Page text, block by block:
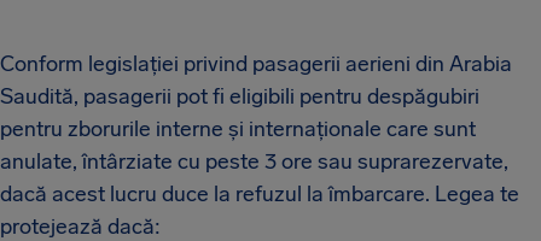
Conform legislației privind pasagerii aerieni din Arabia
Saudită, pasagerii pot fi eligibili pentru despăgubiri
pentru zborurile interne și internaționale care sunt
anulate, întârziate cu peste 3 ore sau suprarezervate,
dacă acest lucru duce la refuzul la îmbarcare. Legea te
protejează dacă: